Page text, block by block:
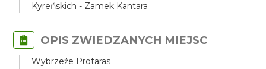
Kyreńskich - Zamek Kantara
OPIS ZWIEDZANYCH MIEJSC
Wybrzeże Protaras